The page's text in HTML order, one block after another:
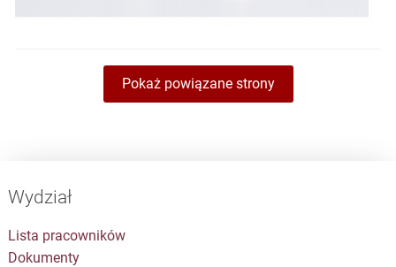
Pokaż powiązane strony
Wydział
Lista pracowników
Dokumenty